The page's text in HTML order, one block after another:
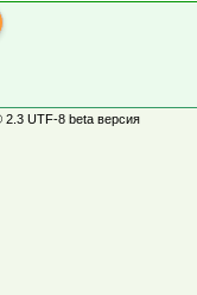
UTF-8 beta версия